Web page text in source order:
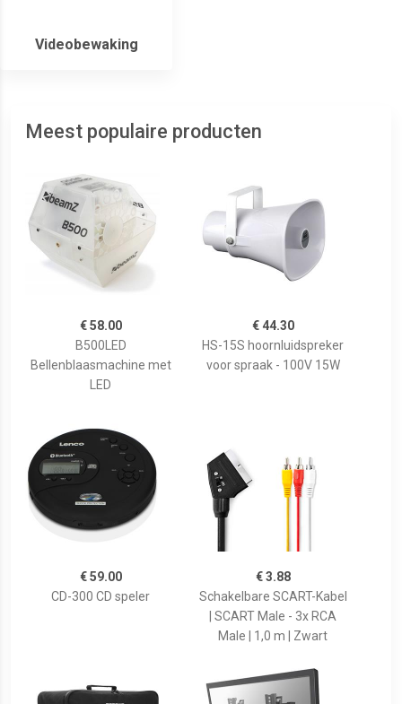
Videobewaking
Meest populaire producten
€ 58.00
B500LED
Bellenblaasmachine met
LED
€ 44.30
HS-15S hoornluidspreker
voor spraak - 100V 15W
€ 59.00
CD-300 CD speler
€ 3.88
Schakelbare SCART-Kabel
| SCART Male - 3x RCA
Male | 1,0 m | Zwart